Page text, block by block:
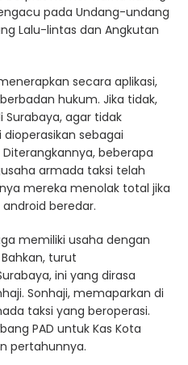
pada Undang-undang
Lalu-lintas dan Angkutan
secara aplikasi,
hukum. Jika tidak,
Surabaya, agar tidak
sebagai
beberapa
armada taksi telah
mereka menolak total jika
beredar.
memiliki usaha dengan
turut
ini yang dirasa
Sonhaji, memaparkan di
taksi yang beroperasi.
PAD untuk Kas Kota
pertahunnya.